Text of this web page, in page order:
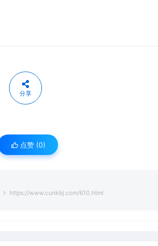
分享
点赞 (0)
https://www.cunkbj.com/610.html